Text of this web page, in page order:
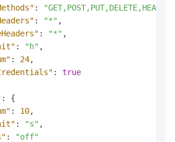
:
: "*" ,
: "*" ,
: "h" ,
: 24,
:
true
:
{
: 10,
: "s" ,
:
"off"